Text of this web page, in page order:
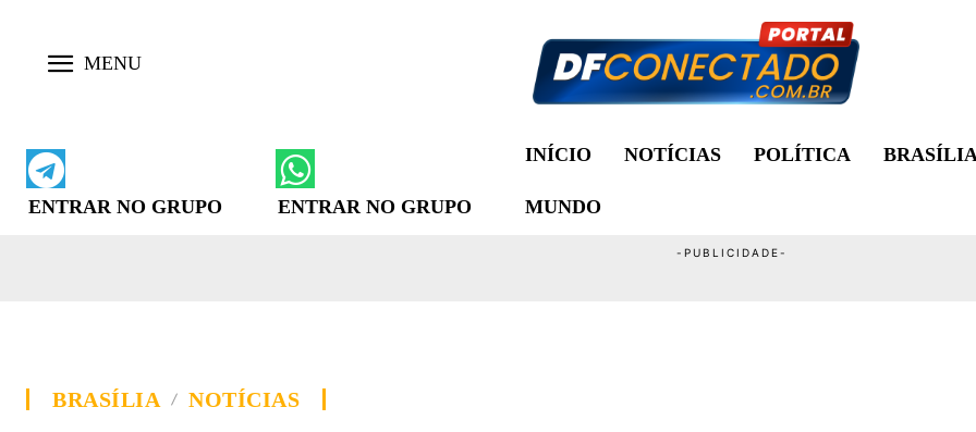
ENTRAR NO GRUPO ENTRAR NO GRUPO
INÍCIO NOTÍCIAS POLÍTICA
MUNDO
BRASÍLIA NOTÍCIAS